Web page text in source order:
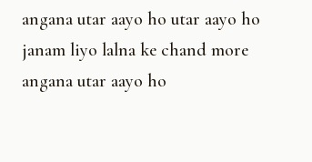
angana utar aayo ho utar aayo ho
janam liyo lalna ke chand more
angana utar aayo ho